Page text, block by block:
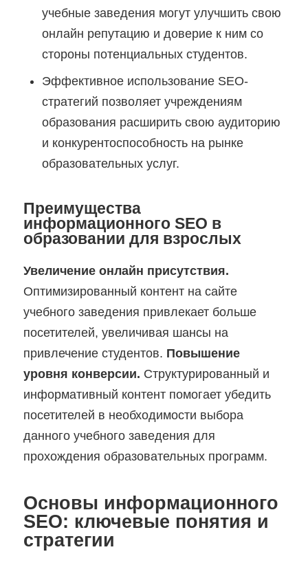
учебные заведения могут улучшить свою
онлайн репутацию и доверие к ним со
стороны потенциальных студентов.
Эффективное использование SEO-
стратегий позволяет учреждениям
образования расширить свою аудиторию
и конкурентоспособность на рынке
образовательных услуг.
Преимущества
информационного SEO в
образовании для взрослых
Увеличение онлайн присутствия.
Оптимизированный контент на сайте
учебного заведения привлекает больше
посетителей, увеличивая шансы на
привлечение студентов. Повышение
уровня конверсии. Структурированный и
информативный контент помогает убедить
посетителей в необходимости выбора
данного учебного заведения для
прохождения образовательных программ.
Основы информационного
SEO: ключевые понятия и
стратегии